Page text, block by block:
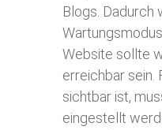
Blogs. Dadurch
Website sollte
erreichbar sein.
sichtbar ist,
eingestellt